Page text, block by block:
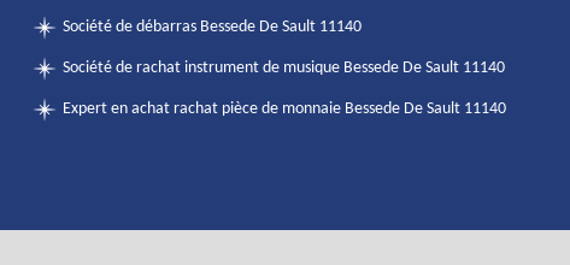
Société de débarras Bessede De Sault 11140
Société de rachat instrument de musique Bessede De Sault 11140
Expert en achat rachat pièce de monnaie Bessede De Sault 11140